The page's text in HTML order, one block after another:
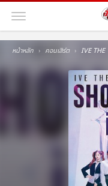
หน้าหลัก คอนเสิร์ต IVE THE